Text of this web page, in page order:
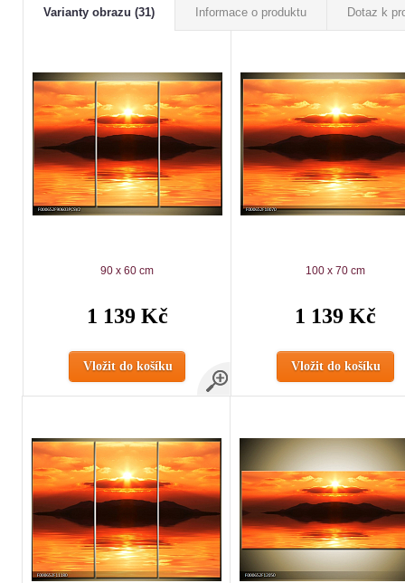
Varianty obrazu (31) Informace o produktu Dotaz k
90 x 60 cm
1 139 Kč
Vložit do košíku
100 x 70 cm
1 139 Kč
Vložit do košíku